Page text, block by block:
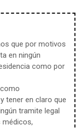
que por motivos
en ningún
como por
tener en claro que
tramite legal
médicos,